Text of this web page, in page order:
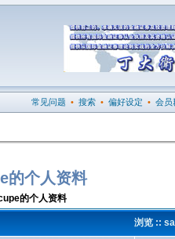
常见问题 • 搜索 • 偏好设定 • 会员
的个人资料
的个人资料
浏览 ::